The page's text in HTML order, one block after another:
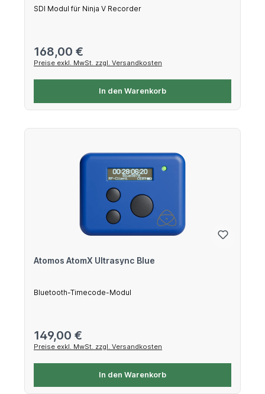
SDI Modul für Ninja V Recorder
Regulärer Preis:
168,00 €
Preise exkl. MwSt. zzgl. Versandkosten
In den Warenkorb
Atomos AtomX Ultrasync Blue
Bluetooth-Timecode-Modul
Regulärer Preis:
149,00 €
Preise exkl. MwSt. zzgl. Versandkosten
In den Warenkorb